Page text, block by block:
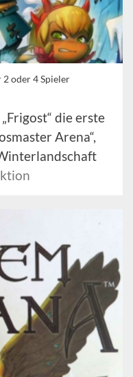
oder 4 Spieler
die erste
Arena“,